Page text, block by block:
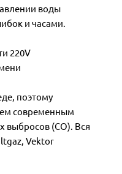
воды
и часами.
220V
поэтому
современным
выбросов (СО). Вся
Vektor